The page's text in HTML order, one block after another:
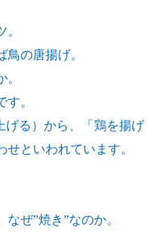
の唐揚げ。
。
げる）から、「鶏を揚げ
といわれています。
ぜ”焼き”なのか。